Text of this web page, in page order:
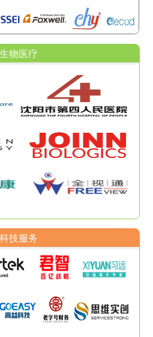
生物医疗
科技服务